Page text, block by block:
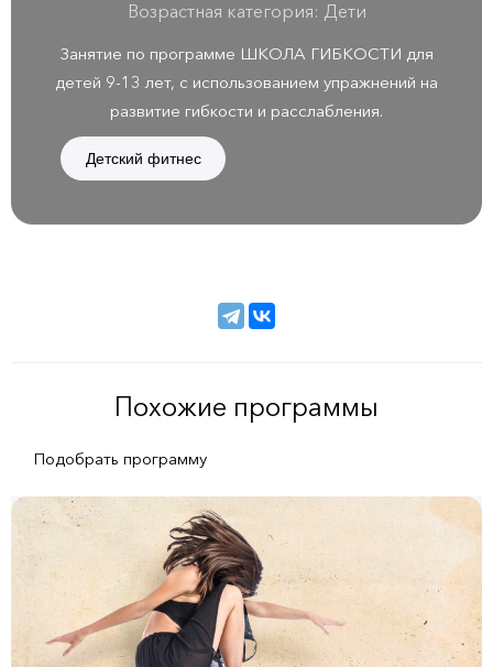
Возрастная категория: Дети
Занятие по программе ШКОЛА ГИБКОСТИ для
детей 9-13 лет, с использованием упражнений на
развитие гибкости и расслабления.
Детский фитнес
Похожие программы
Подобрать программу